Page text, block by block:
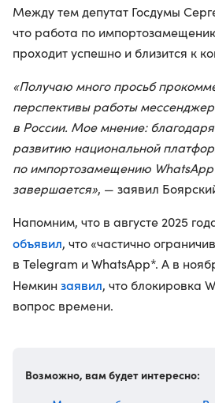
Между тем депутат Госдумы
что работа по
проходит успешно и близится к
«Получаю много просьб
перспективы работы
в России. Мое мнение:
развитию национальной
по импортозамещению
завершается», — заявил
Напомним, что в августе 2025
объявил, что «частично
в Telegram и WhatsApp*. А в
Немкин заявил, что блокировка
вопрос времени.
Возможно, вам будет интересно: